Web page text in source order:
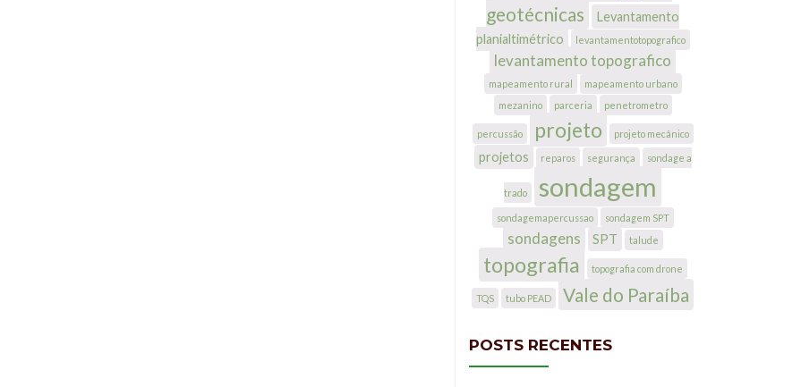
geotécnicas
Levantamento
planialtimétrico
levantamentotopografico
levantamento topografico
mapeamento rural
mapeamento urbano
mezanino
parceria penetrometro
percussão projeto projeto mecânico
projetos reparos segurança sondage a
trado sondagem
sondagemapercussao sondagem SPT
sondagens SPT talude
topografia topografia com drone
TQS tubo PEAD Vale do Paraíba
POSTS RECENTES